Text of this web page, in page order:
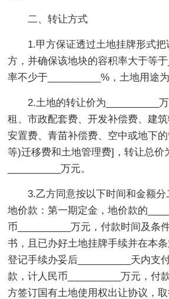
二、转让方式
1.甲方保证透过土地挂牌形式
方，并确保该地块的容积率大于等
率不少于__________%，土地用途
2.土地的转让价为__________
租、市政配套费、开发补偿费、建
安置费、青苗补偿费、空中或地下
等)迁移费和土地管理费]，转让总价
__________万元。
3.乙方同意按以下时间和金额
地价款：第一期定金，地价款的
币__________万元，付款时间及条
书，且已办好土地挂牌手续并在本
登记手续办妥后__________天内支
款，计人民币__________万元，付
方签订国有土地使用权出让协议，